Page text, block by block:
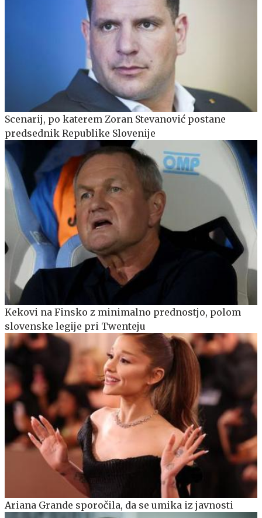
Scenarij, po katerem Zoran Stevanović postane
predsednik Republike Slovenije
Kekovi na Finsko z minimalno prednostjo, polom
slovenske legije pri Twenteju
Ariana Grande sporočila, da se umika iz javnosti